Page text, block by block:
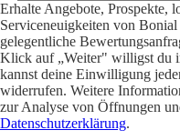
Erhalte Angebote, Prospekte,
Serviceneuigkeiten von
gelegentliche
Klick auf „Weiter" willigst du
kannst deine Einwilligung
widerrufen. Weitere
zur Analyse von Öffnungen
Datenschutzerklärung.